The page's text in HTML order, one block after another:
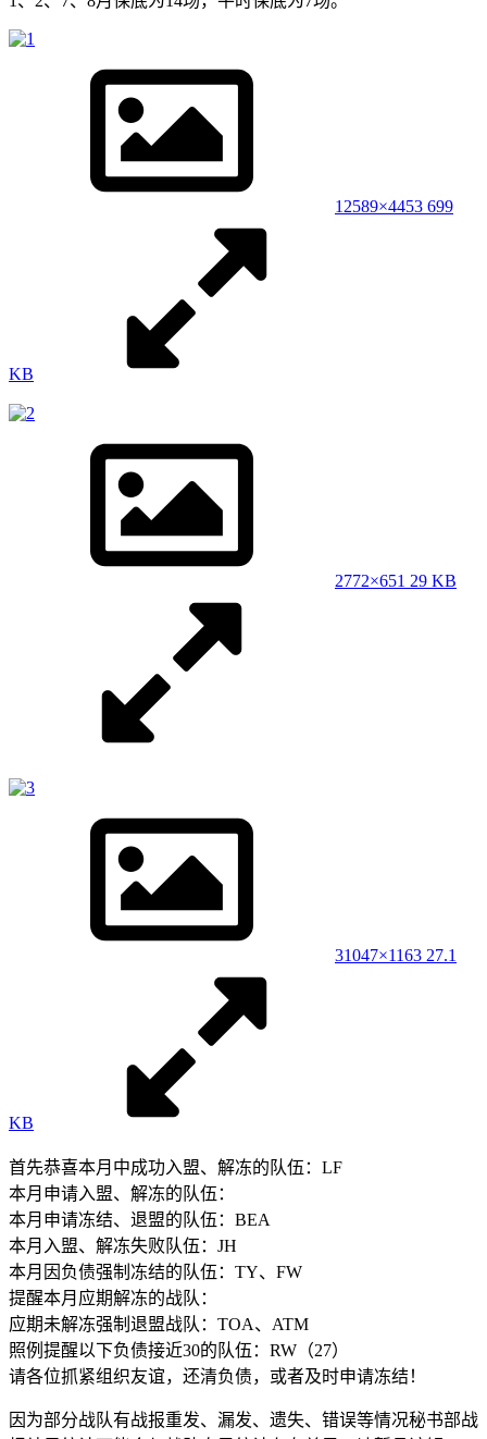
1 2589×4453 699
KB
2772×651 29 KB
31047×1163 27.1
KB
首先恭喜本月中成功入盟、解冻的队伍：LF
本月申请入盟、解冻的队伍：
本月申请冻结、退盟的队伍：BEA
本月入盟、解冻失败队伍：JH
本月因负债强制冻结的队伍：TY、FW
提醒本月应期解冻的战队：
应期未解冻强制退盟战队：TOA、ATM
照例提醒以下负债接近30的队伍：RW（27）
请各位抓紧组织友谊，还清负债，或者及时申请冻结！
因为部分战队有战报重发、漏发、遗失、错误等情况秘书部战